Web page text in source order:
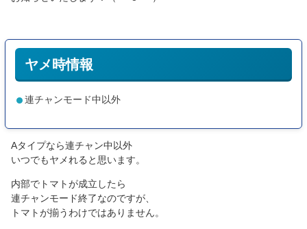
ヤメ時情報
連チャンモード中以外
Aタイプなら連チャン中以外
いつでもヤメれると思います。
内部でトマトが成立したら
連チャンモード終了なのですが、
トマトが揃うわけではありません。